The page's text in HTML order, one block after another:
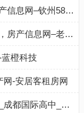
钦州房产网，钦州二手房，租房，新房，房产信息网–钦州58安居客
老河口房产网，老河口二手房，租房，新房，房产信息网–老河口58安居客
橙科技
网-安居客租房网
墨尔文学校_成都墨尔文学校_成都国际学校_成都国际高中_成都国际初中_成都国际小学_国际学校_私立学校